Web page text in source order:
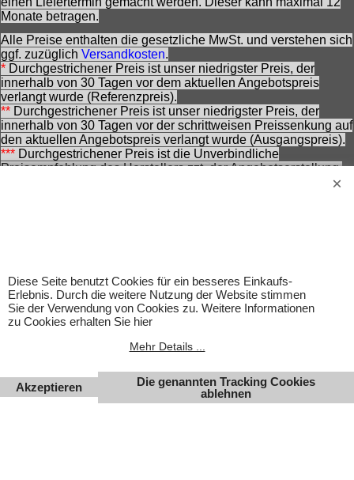
Monate betragen.
Alle Preise enthalten die gesetzliche MwSt. und verstehen sich
ggf. zuzüglich Versandkosten.
* Durchgestrichener Preis ist unser niedrigster Preis, der
innerhalb von 30 Tagen vor dem aktuellen Angebotspreis
verlangt wurde (Referenzpreis).
** Durchgestrichener Preis ist unser niedrigster Preis, der
innerhalb von 30 Tagen vor der schrittweisen Preissenkung auf
den aktuellen Angebotspreis verlangt wurde (Ausgangspreis).
*** Durchgestrichener Preis ist die Unverbindliche
Preisempfehlung des Herstellers zzt. der Angebotserstellung.
werden. Abbildungen können ähnlich sein. Abgebildetes
Zubehör gehört nicht zum Lieferumfang. Eingetragene
Warenzeichen und Logos sind Eigentum des jeweiligen
Inhabers.
Änderungen, Irrtümer und Zwischenverkauf vorbehalten.
Diese Seite benutzt Cookies für ein besseres Einkaufs-
Erlebnis. Durch die weitere Nutzung der Website stimmen
Sie der Verwendung von Cookies zu. Weitere Informationen
zu Cookies erhalten Sie hier
Mehr Details ...
Akzeptieren
Die genannten Tracking Cookies
ablehnen